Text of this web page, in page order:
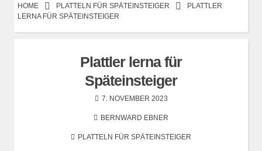
HOME PLATTELN FÜR SPÄTEINSTEIGER
PLATTLER
LERNA FÜR SPÄTEINSTEIGER
Plattler lerna für
Späteinsteiger
7. NOVEMBER 2023
BERNWARD EBNER
PLATTELN FÜR SPÄTEINSTEIGER